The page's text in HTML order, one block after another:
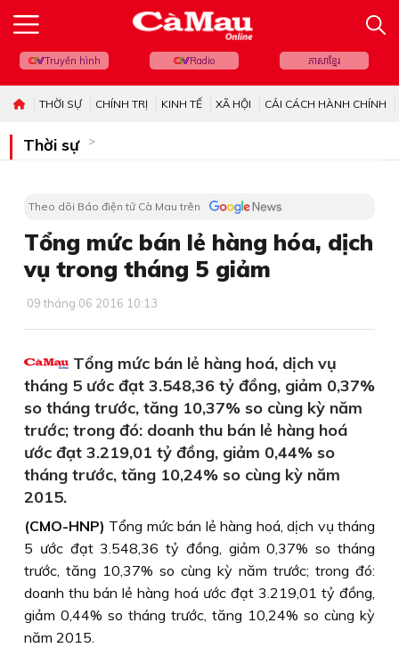
Truyền hình Radio ភាសាខ្មែរ
THỜI SỰ CHÍNH TRỊ KINH TẾ XÃ HỘI CẢI CÁCH HÀNH CHÍNH
Thời sự
Theo dõi Báo điện tử Cà Mau trên
Tổng mức bán lẻ hàng hóa, dịch
vụ trong tháng 5 giảm
09 tháng 06 2016 10:13
Tổng mức bán lẻ hàng hoá, dịch vụ
tháng 5 ước đạt 3.548,36 tỷ đồng, giảm 0,37%
so tháng trước, tăng 10,37% so cùng kỳ năm
trước; trong đó: doanh thu bán lẻ hàng hoá
ước đạt 3.219,01 tỷ đồng, giảm 0,44% so
tháng trước, tăng 10,24% so cùng kỳ năm
2015.
(CMO-HNP) Tổng mức bán lẻ hàng hoá, dịch vụ tháng
5 ước đạt 3.548,36 tỷ đồng, giảm 0,37% so tháng
trước, tăng 10,37% so cùng kỳ năm trước; trong đó:
doanh thu bán lẻ hàng hoá ước đạt 3.219,01 tỷ đồng,
giảm 0,44% so tháng trước, tăng 10,24% so cùng kỳ
năm 2015.